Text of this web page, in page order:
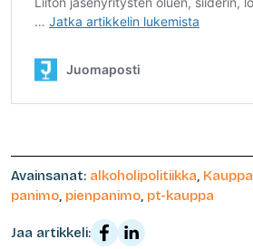
Avainsanat: alkoholipolitiikka, Kauppa
panimo, pienpanimo, pt-kauppa
Jaa artikkeli: